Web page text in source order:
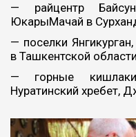
— райцентр
ЮкарыМачай в
— поселки
в Ташкентской
— горные
Нуратинский хребет,